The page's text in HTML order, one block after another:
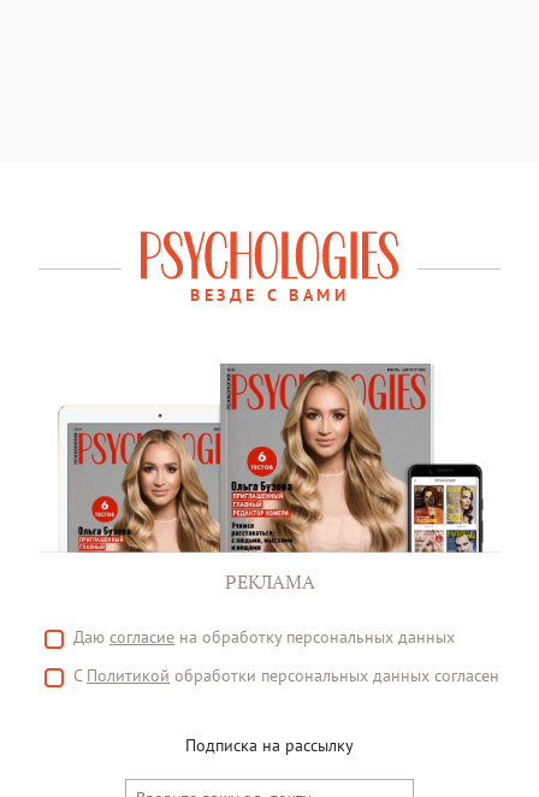
ВЕЗДЕ С ВАМИ
РЕКЛАМА
Даю согласие на обработку персональных данных
С Политикой обработки персональных данных согласен
Подписка на рассылку